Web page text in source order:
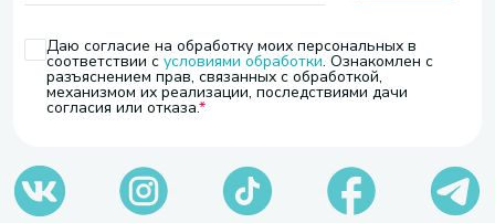
Даю согласие на обработку моих персональных в
соответствии с условиями обработки. Ознакомлен с
разъяснением прав, связанных с обработкой,
механизмом их реализации, последствиями дачи
согласия или отказа.